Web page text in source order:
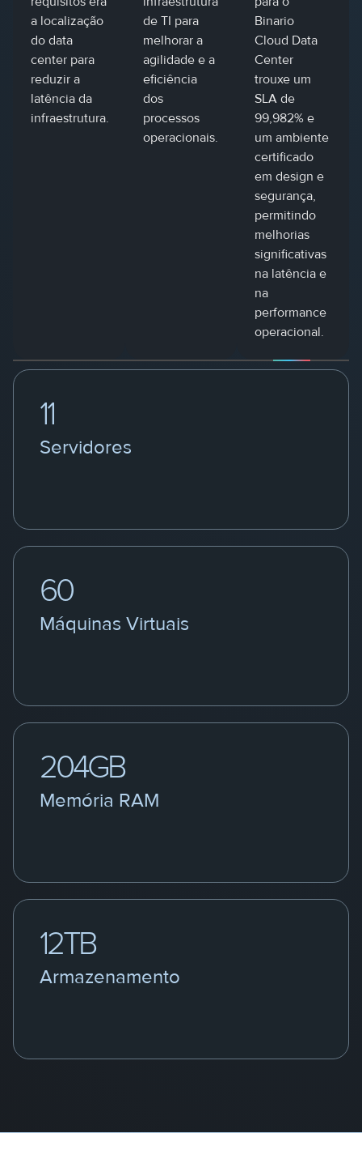
a localização
do data
center para
reduzir a
latência da
infraestrutura.
de TI para
melhorar a
agilidade e a
eficiência
dos
processos
operacionais.
Binario
Cloud Data
Center
trouxe um
SLA de
99,982% e
um ambiente
certificado
em design e
segurança,
permitindo
melhorias
significativas
na latência e
na
performance
operacional.
11
Servidores
60
Máquinas Virtuais
204GB
Memória RAM
12TB
Armazenamento